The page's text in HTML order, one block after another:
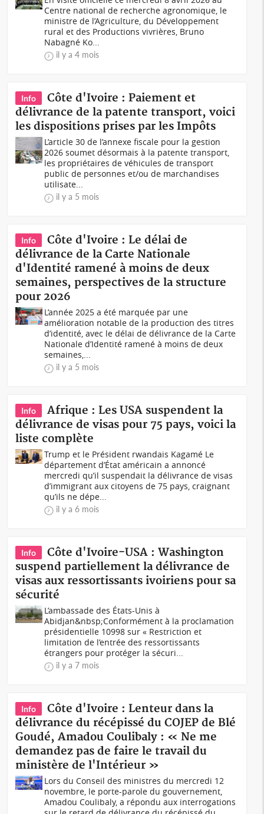
Centre national de recherche agronomique, le
ministre de l’Agriculture, du Développement
rural et des Productions vivrières, Bruno
Nabagné Ko...
il y a 4 mois
Info
Côte d'Ivoire : Paiement et
délivrance de la patente transport, voici
les dispositions prises par les Impôts
L’article 30 de l’annexe fiscale pour la gestion
2026 soumet désormais à la patente transport,
les propriétaires de véhicules de transport
public de personnes et/ou de marchandises
utilisate...
il y a 5 mois
Info
Côte d'Ivoire : Le délai de
délivrance de la Carte Nationale
d'Identité ramené à moins de deux
semaines, perspectives de la structure
pour 2026
L’année 2025 a été marquée par une
amélioration notable de la production des titres
d’identité, avec le délai de délivrance de la Carte
Nationale d’Identité ramené à moins de deux
semaines,...
il y a 5 mois
Info
Afrique : Les USA suspendent la
délivrance de visas pour 75 pays, voici la
liste complète
Trump et le Président rwandais Kagamé Le
département d’État américain a annoncé
mercredi qu’il suspendait la délivrance de visas
d’immigrant aux citoyens de 75 pays, craignant
qu’ils ne dépe...
il y a 6 mois
Info
Côte d'Ivoire-USA : Washington
suspend partiellement la délivrance de
visas aux ressortissants ivoiriens pour sa
sécurité
L’ambassade des États-Unis à
Abidjan&nbsp;Conformément à la proclamation
présidentielle 10998 sur « Restriction et
limitation de l’entrée des ressortissants
étrangers pour protéger la sécuri...
il y a 7 mois
Info
Côte d'Ivoire : Lenteur dans la
délivrance du récépissé du COJEP de Blé
Goudé, Amadou Coulibaly : « Ne me
demandez pas de faire le travail du
ministère de l'Intérieur »
Lors du Conseil des ministres du mercredi 12
novembre, le porte-parole du gouvernement,
Amadou Coulibaly, a répondu aux interrogations